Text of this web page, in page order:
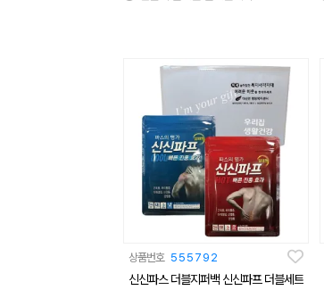
상품번호 555792
신신파스 더블지퍼백 신신파프 더블세트